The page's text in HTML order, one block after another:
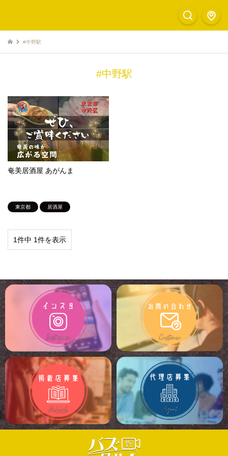
#中野駅
#中野駅
奄美居酒屋 あがんま
東京都 居酒屋
1件中 1件を表示